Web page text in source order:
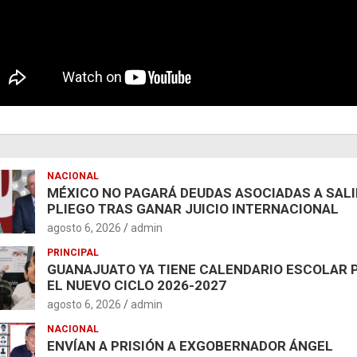
NACIONAL
MÉXICO NO PAGARÁ DEUDAS ASOCIADAS A
PLIEGO TRAS GANAR JUICIO INTERNACIONAL
agosto 6, 2026 admin
PRINCIPAL
GUANAJUATO YA TIENE CALENDARIO ESCOLAR
EL NUEVO CICLO 2026-2027
agosto 6, 2026 admin
NACIONAL
ENVÍAN A PRISIÓN A EXGOBERNADOR ÁNGEL